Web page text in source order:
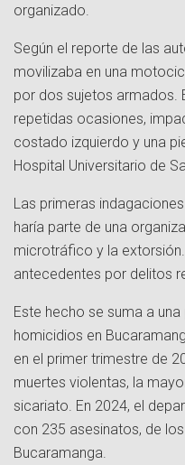
organizado.
Según el reporte de las
movilizaba en una
por dos sujetos armados.
repetidas ocasiones,
costado izquierdo y una
Hospital Universitario de
Las primeras
haría parte de una
microtráfico y la
antecedentes por delitos
Este hecho se suma a
homicidios en
en el primer trimestre de
muertes violentas, la
sicariato. En 2024, el
con 235 asesinatos, de
Bucaramanga.